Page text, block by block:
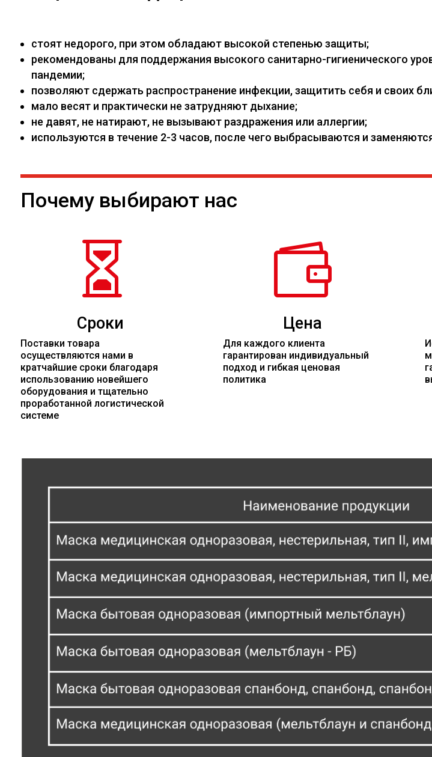
стоят недорого, при этом обладают высокой степенью защиты;
рекомендованы для поддержания высокого санитарно-гигиенического
пандемии;
позволяют сдержать распространение инфекции, защитить себя и своих
мало весят и практически не затрудняют дыхание;
не давят, не натирают, не вызывают раздражения или аллергии;
используются в течение 2-3 часов, после чего выбрасываются и
Почему выбирают нас

Сроки
Поставки товара
осуществляются нами в
кратчайшие сроки благодаря
использованию новейшего
оборудования и тщательно
проработанной логистической
системе

Цена
Для каждого клиента
гарантирован индивидуальный
подход и гибкая ценовая
политика